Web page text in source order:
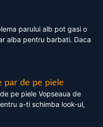
parului alb pot gasi o
alba pentru barbati. Daca
par de pe piele
pe piele Vopseaua de
a-ti schimba look-ul,